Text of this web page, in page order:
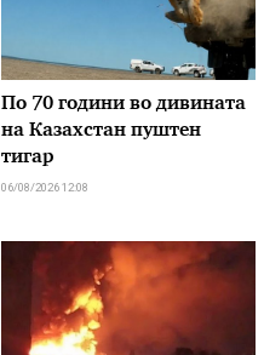
По 70 години во дивината
на Казахстан пуштен
тигар
06/08/2026 12:08